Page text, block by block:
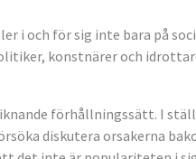
och för sig inte bara på
konstnärer och
förhållningssätt. I
diskutera orsakerna